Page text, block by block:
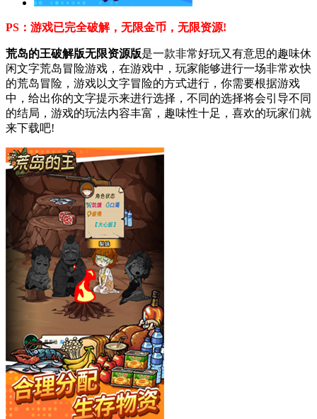
PS：游戏已完全破解，无限金币，无限资源!
荒岛的王破解版无限资源版是一款非常好玩又有意思的趣味休
闲文字荒岛冒险游戏，在游戏中，玩家能够进行一场非常欢快
的荒岛冒险，游戏以文字冒险的方式进行，你需要根据游戏
中，给出你的文字提示来进行选择，不同的选择将会引导不同
的结局，游戏的玩法内容丰富，趣味性十足，喜欢的玩家们就
来下载吧!